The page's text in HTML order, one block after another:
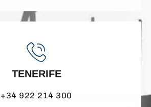
TENERIFE
+34 922 214 300